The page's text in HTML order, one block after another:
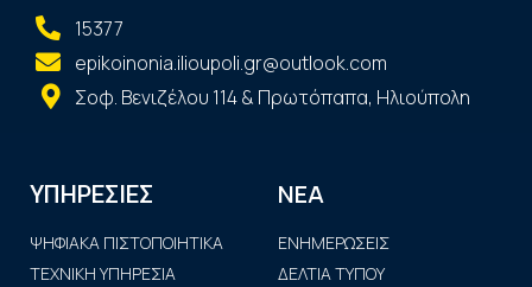
15377
epikoinonia.ilioupoli.gr@outlook.com
Σοφ. Βενιζέλου 114 & Πρωτόπαπα, Ηλιούπολη
ΥΠΗΡΕΣΙΕΣ
ΨΗΦΙΑΚΑ ΠΙΣΤΟΠΟΙΗΤΙΚΑ
ΤΕΧΝΙΚΗ ΥΠΗΡΕΣΙΑ
ΝΕΑ
ΕΝΗΜΕΡΩΣΕΙΣ
ΔΕΛΤΙΑ ΤΥΠΟΥ